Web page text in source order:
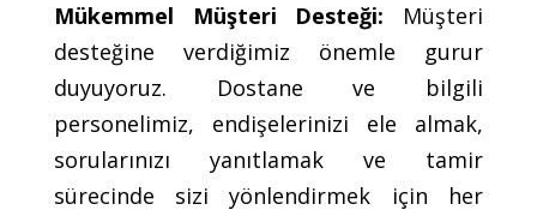
Mükemmel Müşteri Desteği: Müşteri
desteğine verdiğimiz önemle gurur
duyuyoruz. Dostane ve bilgili
personelimiz, endişelerinizi ele almak,
sorularınızı yanıtlamak ve tamir
sürecinde sizi yönlendirmek için her